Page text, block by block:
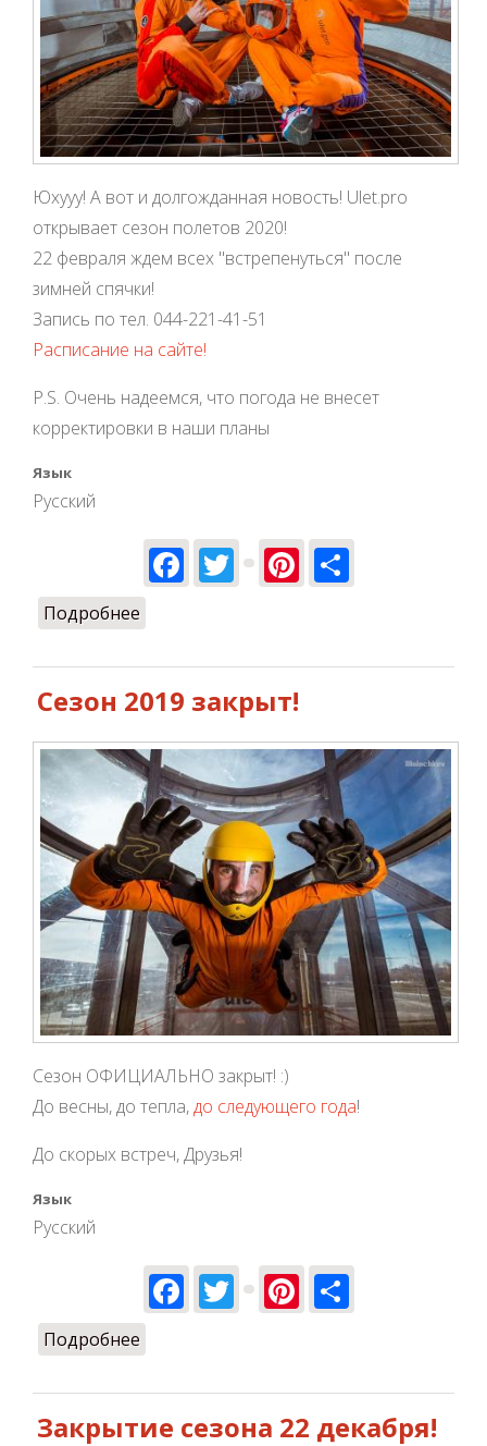
Юхууу! А вот и долгожданная новость! Ulet.pro
открывает сезон полетов 2020!
22 февраля ждем всех "встрепенуться" после
зимней спячки!
Запись по тел. 044-221-41-51
Расписание на сайте!
P.S. Очень надеемся, что погода не внесет
корректировки в наши планы
Язык
Русский
Facebook
TwitterPinterest
Подробнее
Сезон 2019 закрыт!
Сезон ОФИЦИАЛЬНО закрыт! :)
До весны, до тепла,до следующего года!
До скорых встреч, Друзья!
Язык
Русский
Facebook
TwitterPinterest
Подробнее
Закрытие сезона 22 декабря!